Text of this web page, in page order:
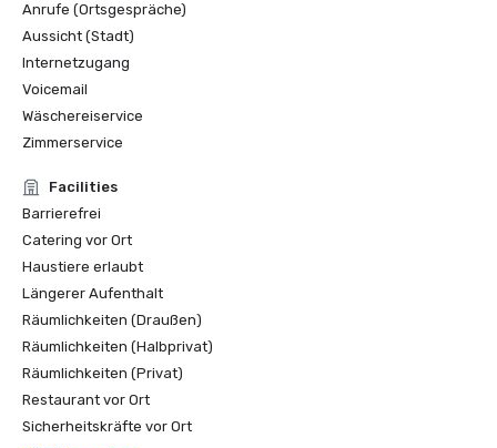
Anrufe (Ortsgespräche)
Aussicht (Stadt)
Internetzugang
Voicemail
Wäschereiservice
Zimmerservice
Facilities
Barrierefrei
Catering vor Ort
Haustiere erlaubt
Längerer Aufenthalt
Räumlichkeiten (Draußen)
Räumlichkeiten (Halbprivat)
Räumlichkeiten (Privat)
Restaurant vor Ort
Sicherheitskräfte vor Ort